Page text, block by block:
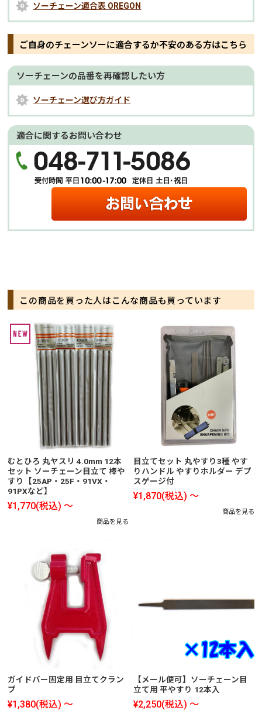
ソーチェーン適合表 OREGON
ご自身のチェーンソーに適合するか不安のある方はこちら
ソーチェーンの品番を再確認したい方
ソーチェーン選び方ガイド
適合に関するお問い合わせ
この商品を買った人はこんな商品も買っています
むとひろ 丸ヤスリ 4.0mm 12本
セット ソーチェーン目立て 棒や
すり【25AP・25F・91VX・
91PXなど】
¥1,770(税込) ～
商品を見る
目立てセット 丸やすり3種 やす
りハンドル やすりホルダー デプ
スゲージ付
¥1,870(税込) ～
商品を見る
ガイドバー固定用 目立てクラン
プ
¥1,380(税込) ～
【メール便可】ソーチェーン目
立て用 平やすり 12本入
¥2,250(税込) ～